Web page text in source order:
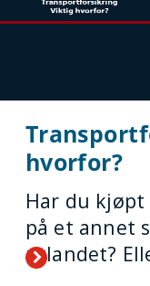
hvorfor?
Har du
på et annet
utlandet?